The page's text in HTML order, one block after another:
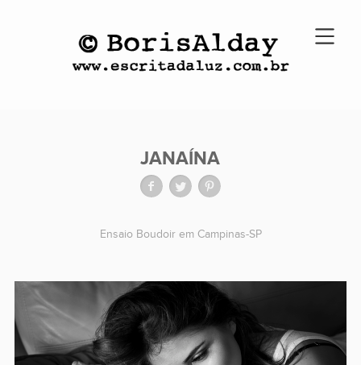
JANAÍNA
Ensaio Boudoir em Campinas-SP